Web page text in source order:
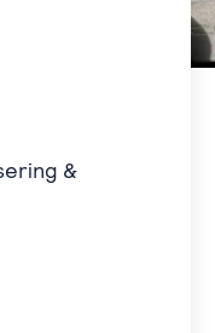
&